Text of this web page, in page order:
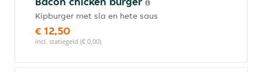
Kipburger met sla en hete saus
€ 12,50
incl. statiegeld (€ 0,00)